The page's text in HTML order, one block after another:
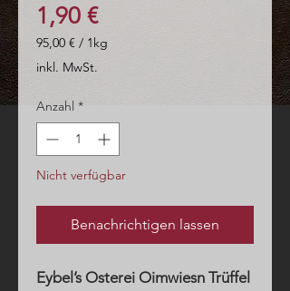
1,90 €Preis
95,00 € / 1kg
95,00 €
Kilogramm
inkl. MwSt.
Anzahl *
Nicht verfügbar
Benachrichtigen lassen
Eybel’s Osterei Oimwiesn Trüffel